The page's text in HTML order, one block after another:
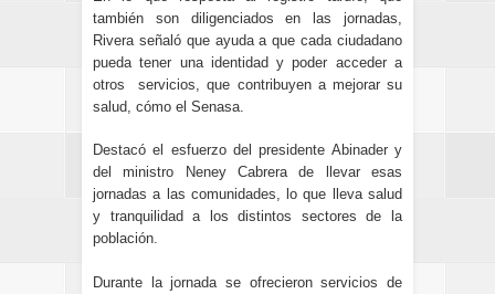
también son diligenciados en las jornadas,
Rivera señaló que ayuda a que cada ciudadano
pueda tener una identidad y poder acceder a
otros servicios, que contribuyen a mejorar su
salud, cómo el Senasa.
Destacó el esfuerzo del presidente Abinader y
del ministro Neney Cabrera de llevar esas
jornadas a las comunidades, lo que lleva salud
y tranquilidad a los distintos sectores de la
población.
Durante la jornada se ofrecieron servicios de